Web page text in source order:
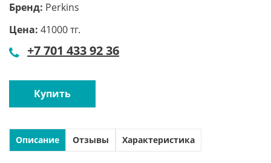
Бренд: Perkins
Цена: 41000 тг.
+7 701 433 92 36
Купить
Описание Отзывы Характеристика